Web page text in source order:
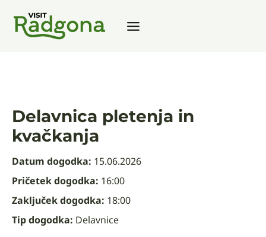
Inhalt
springen
Delavnica pletenja in
kvačkanja
Datum dogodka: 15.06.2026
Pričetek dogodka: 16:00
Zaključek dogodka: 18:00
Tip dogodka: Delavnice